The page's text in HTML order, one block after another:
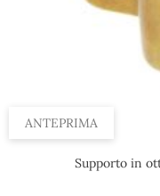
ANTEPRIMA
Supporto in